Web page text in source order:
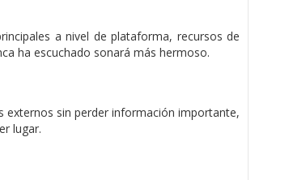
a nivel de plataforma, recursos de
ha escuchado sonará más hermoso.
externos sin perderinformación importante,
lugar.